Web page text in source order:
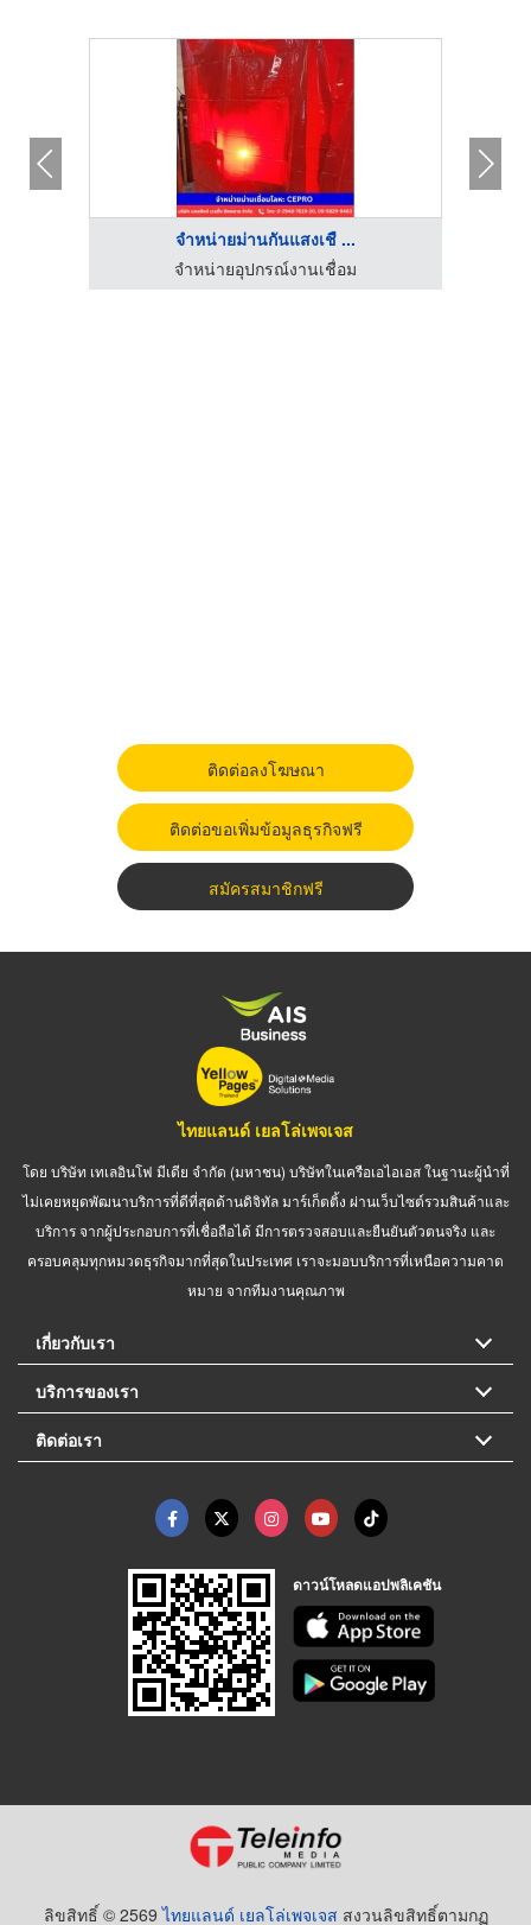
จำหน่ายม่านกันแสงเชื ...
จำหน่ายอุปกรณ์งานเชื่อม
ติดต่อลงโฆษณา
ติดต่อขอเพิ่มข้อมูลธุรกิจฟรี
สมัครสมาชิกฟรี
ไทยแลนด์ เยลโล่เพจเจส
โดย บริษัท เทเลอินโฟ มีเดีย จำกัด (มหาชน) บริษัทในเครือเอไอเอส ในฐานะผู้นำที่
ไม่เคยหยุดพัฒนาบริการที่ดีที่สุดด้านดิจิทัล มาร์เก็ตติ้ง ผ่านเว็บไซต์รวมสินค้าและ
บริการ จากผู้ประกอบการที่เชื่อถือได้ มีการตรวจสอบและยืนยันตัวตนจริง และ
ครอบคลุมทุกหมวดธุรกิจมากที่สุดในประเทศ เราจะมอบบริการที่เหนือความคาด
หมาย จากทีมงานคุณภาพ
เกี่ยวกับเรา
บริการของเรา
ติดต่อเรา
ดาวน์โหลดแอปพลิเคชัน
ลิขสิทธิ์ © 2569ไทยแลนด์ เยลโล่เพจเจส สงวนลิขสิทธิ์ตามกฏ